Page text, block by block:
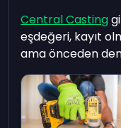
Central Casting
eşdeğeri, kayıt
ama önceden